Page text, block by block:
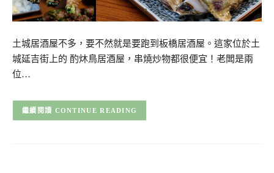
土城居酒屋不多，要不然就是要跑到板橋居酒屋。這家位於土
城延吉街上的 酌炑鳥居酒屋，串燒炒物都很便宜！老闆是兩
位…
CONTINUE READING